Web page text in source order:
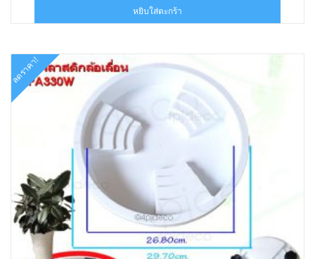
was:
฿490.00.฿290.00.
หยิบใส่ตะกร้า
ลดราคา!